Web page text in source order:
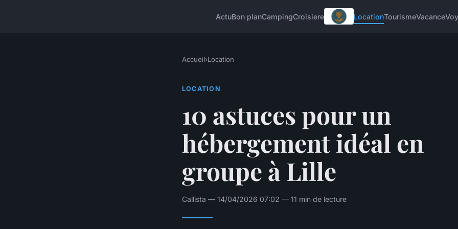
ActuBon planCampingCroisiere LocationTourismeVacance
Accueil›Location
LOCATION
10 astuces pour un
hébergement idéal en
groupe à Lille
Callista — 14/04/2026 07:02 — 11 min de lecture